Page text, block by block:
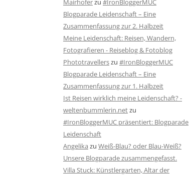
Mairhoferzu #IronBloggerMUC
Blogparade Leidenschaft – Eine
Zusammenfassung zur 2. Halbzeit
Meine Leidenschaft: Reisen, Wandern,
Fotografieren - Reiseblog & Fotoblog
Phototravellerszu #IronBloggerMUC
Blogparade Leidenschaft – Eine
Zusammenfassung zur 1. Halbzeit
Ist Reisen wirklich meine Leidenschaft? -
weltenbummlerin.netzu
#IronBloggerMUC präsentiert: Blogparade
Leidenschaft
Angelika zu Weiß-Blau? oder Blau-Weiß?
Unsere Blogparade zusammengefasst.
Villa Stuck: Künstlergarten, Altar der